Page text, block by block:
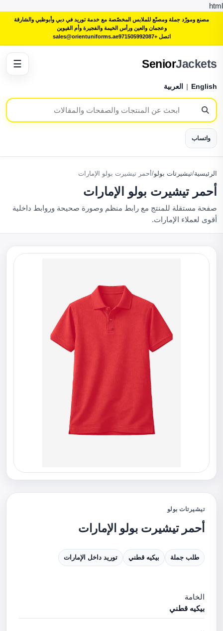
html
مصنع ومورّد جملة ومصنّع للملابس المخصّصة مع خدمة توريد في دبي وأبوظبي والشارقة
وعجمان والعين ورأس الخيمة والفجيرة وأم القيوين
اتصل +971505992087
sales@orientuniforms.ae
SeniorJackets
English
| العربية
واتساب
☰
الرئيسية/تيشيرتات بولو/أحمر تيشيرت بولو الإمارات
أحمر تيشيرت بولو الإمارات
صفحة مستقلة للمنتج مع رابط منظم وصورة صحيحة وروابط داخلية
أقوى لعملاء الإمارات.
تيشيرتات بولو
أحمر تيشيرت بولو الإمارات
طلب جملة بيكيه قطني توريد داخل الإمارات
الخامة
بيكيه قطني